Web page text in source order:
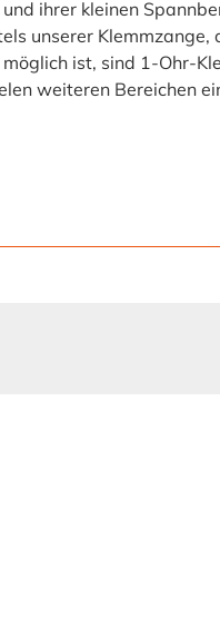
ihrer kleinen
unserer Klemmzange,
ist, sind 1-Ohr-
weiteren Bereichen